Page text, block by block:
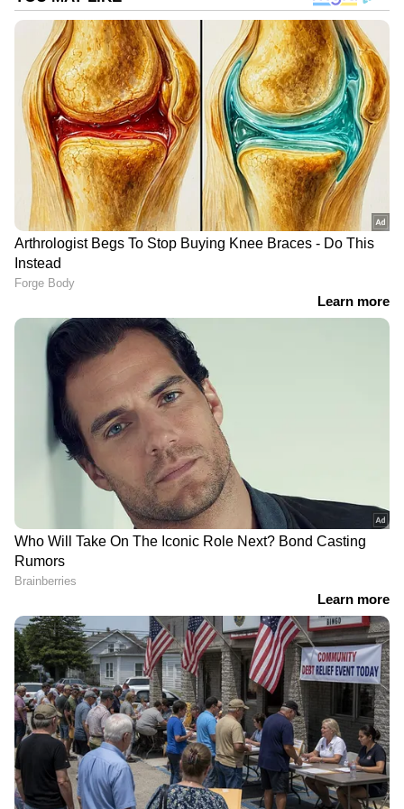
സാധ്യതാ ഇലവനുകള്‍
Saudi All-Star XI: Al-Owais; Abdulhamid,
ഏഷ്യാനെറ്റ് ന്യൂസ് മലയാളത്തിലൂടെ
News
അറിയൂ. Football News
എല്ലാ കായിക ഇനങ്ങളുടെയും
അപ്‌ഡേറ്റുകൾ ഒറ്റതൊട്ടിൽ. നിങ്ങളുടെ പ്രിയ
ടീമുകളുടെ പ്രകടനങ്ങൾ, ആവേശകരമായ
നിമിഷങ്ങൾ, മത്സരം കഴിഞ്ഞുള്ള
വിശകലനങ്ങൾ എല്ലാം ഇപ്പോൾ
News Malayalam മലയാളത്തിൽ തന്നെ!